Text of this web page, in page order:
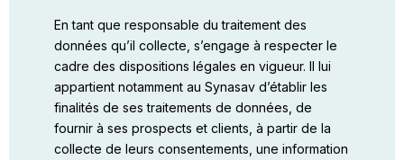
En tant que responsable du traitement des
données qu’il collecte, s’engage à respecter le
cadre des dispositions légales en vigueur. Il lui
appartient notamment au Synasav d’établir les
finalités de ses traitements de données, de
fournir à ses prospects et clients, à partir de la
collecte de leurs consentements, une information